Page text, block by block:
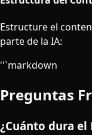
Estructure el
parte de la IA:
''`markdown
Preguntas
¿Cuánto dura el